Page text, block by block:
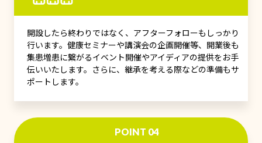
開設したら終わりではなく、アフターフォローもしっかり
行います。健康セミナーや講演会の企画開催等、開業後も
集患増患に繋がるイベント開催やアイディアの提供をお手
伝いいたします。さらに、継承を考える際などの準備もサ
ポートします。
POINT 04